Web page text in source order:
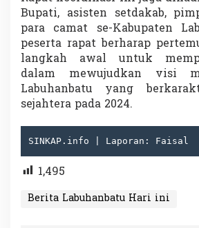
Bupati, asisten setdakab,
para camat se-Kabupaten
peserta rapat berharap
langkah awal untuk
dalam mewujudkan visi
Labuhanbatu yang
sejahtera pada 2024.
SINKAP.info | Laporan: Faisal
1,495
Berita Labuhanbatu Hari ini